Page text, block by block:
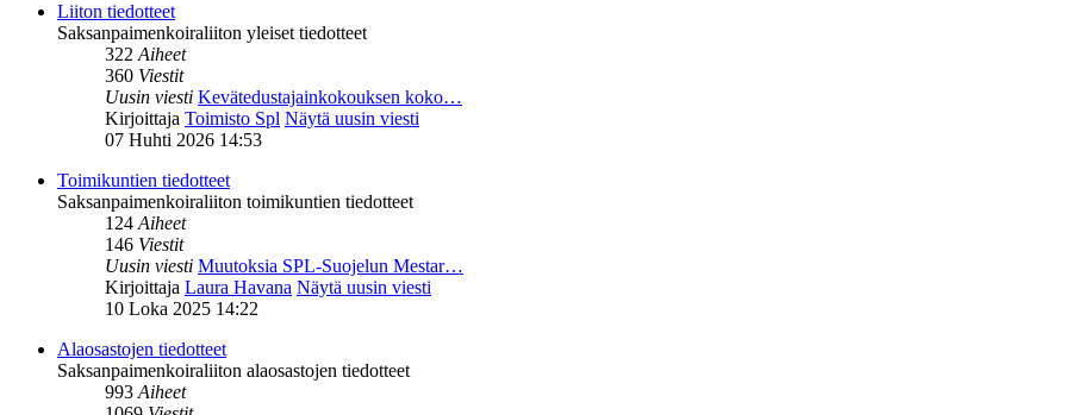
Liiton tiedotteet
Saksanpaimenkoiraliiton yleiset tiedotteet
322Aiheet
360 Viestit
Uusin viesti Kevätedustajainkokouksen koko…
Kirjoittaja Toimisto Spl Näytä uusin viesti
07 Huhti 2026 14:53
Toimikuntien tiedotteet
Saksanpaimenkoiraliiton toimikuntien tiedotteet
124Aiheet
146 Viestit
Uusin viesti Muutoksia SPL-Suojelun Mestar…
Kirjoittaja Laura Havana Näytä uusin viesti
10 Loka 2025 14:22
Alaosastojen tiedotteet
Saksanpaimenkoiraliiton alaosastojen tiedotteet
993Aiheet